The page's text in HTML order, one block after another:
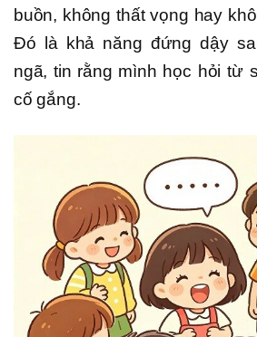
buồn, không thất vọng hay
Đó là khả năng đứng dậy
ngã, tin rằng mình học hỏi từ
cố gắng.